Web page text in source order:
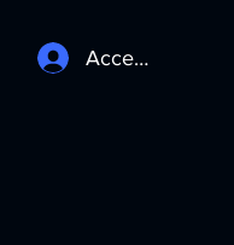
Accedi